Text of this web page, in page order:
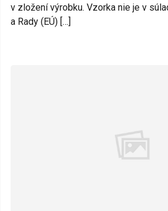
v zložení výrobku. Vzorka nie je v
a Rady (EÚ) […]